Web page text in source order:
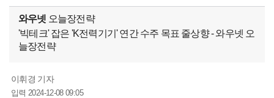
와우넷 오늘장전략
'빅테크' 잡은 'K전력기기' 연간 수주 목표 줄상향 - 와우넷 오
늘장전략
이휘경 기자
입력 2024-12-08 09:05